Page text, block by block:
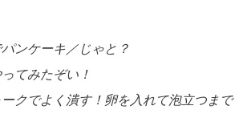
ンケーキ／じゃと？
てみたぞい！
クでよく潰す！卵を入れて泡立つまで